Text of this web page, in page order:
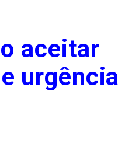
aceitar
urgência